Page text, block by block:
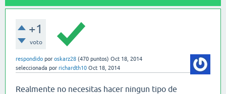
+1
voto
respondido por oskarz28 (470 puntos) Oct 18, 2014
seleccionada por richardth10 Oct 18, 2014
Realmente no necesitas hacer ningun tipo de